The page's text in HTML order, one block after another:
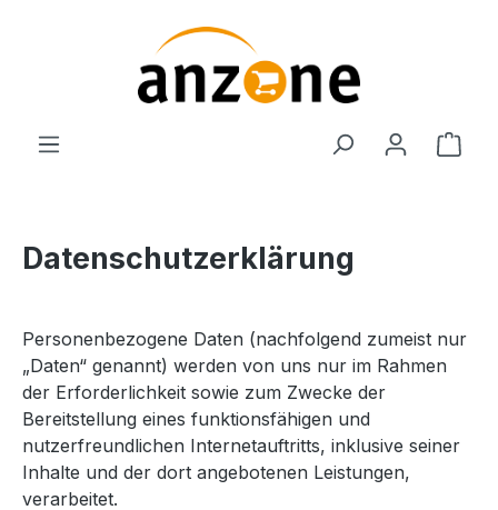
Zum Hauptinhalt springen
Datenschutzerklärung
Personenbezogene Daten (nachfolgend zumeist nur
„Daten“ genannt) werden von uns nur im Rahmen
der Erforderlichkeit sowie zum Zwecke der
Bereitstellung eines funktionsfähigen und
nutzerfreundlichen Internetauftritts, inklusive seiner
Inhalte und der dort angebotenen Leistungen,
verarbeitet.